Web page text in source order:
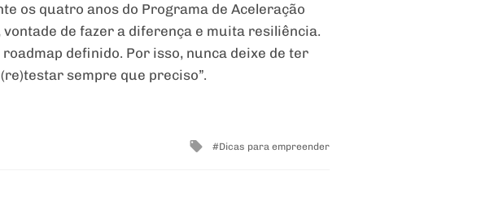
os quatro anos do Programa de Aceleração
de fazer a diferença e muita resiliência.
definido. Por isso, nunca deixe de ter
sempre que preciso”.
Tagged
Dicas para empreender